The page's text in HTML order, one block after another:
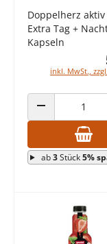
Doppelherz aktiv
Extra Tag +
Kapseln
inkl. MwSt.,
ANZAHL
ab3Stück5%